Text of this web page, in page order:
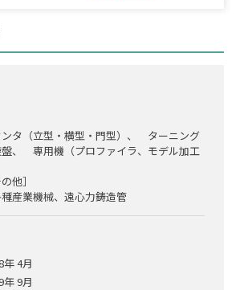
タ（立型・横型・門型）、 ターニング
盤、 専用機（プロファイラ、モデル加工
他］
産業機械、遠心力鋳造管
年 4月
年 9月